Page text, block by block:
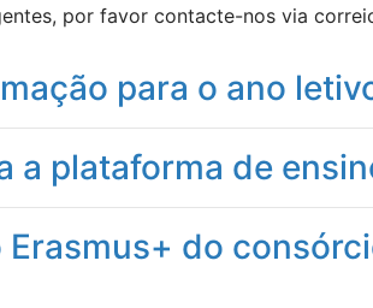
por favor contacte-nos via
para o ano
a plataforma de
do